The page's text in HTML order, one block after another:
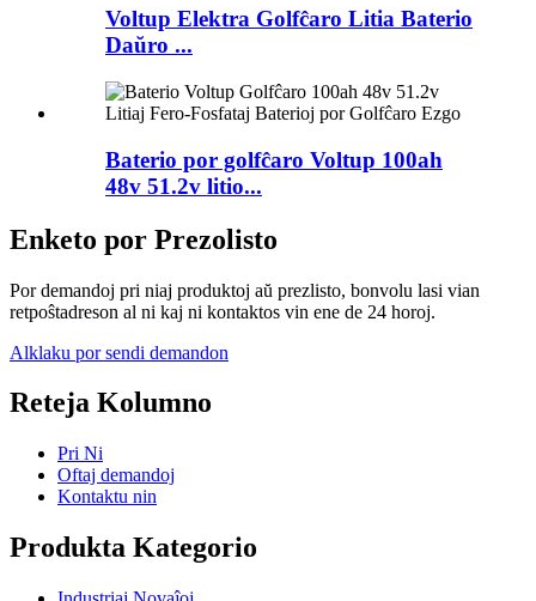
Voltup Elektra Golfĉaro Litia Baterio
Daŭro ...
Baterio por golfĉaro Voltup 100ah
48v 51.2v litio...
Enketo por Prezolisto
Por demandoj pri niaj produktoj aŭ prezlisto, bonvolu lasi vian
retpoŝtadreson al ni kaj ni kontaktos vin ene de 24 horoj.
Alklaku por sendi demandon
Reteja Kolumno
Pri Ni
Oftaj demandoj
Kontaktu nin
Produkta Kategorio